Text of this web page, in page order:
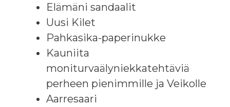
Elämäni sandaalit
Uusi Kilet
Pahkasika-paperinukke
Kauniita
moniturvaälyniekkatehtäviä
perheen pienimmille ja Veikolle
Aarresaari